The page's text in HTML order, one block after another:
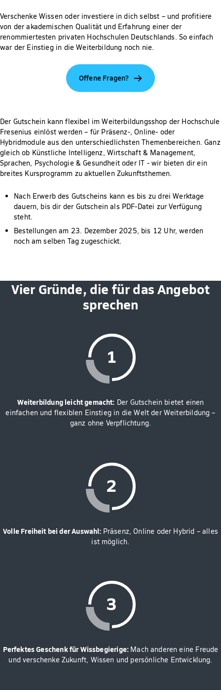
Verschenke Wissen oder investiere in dich selbst – und profitiere
von der akademischen Qualität und Erfahrung einer der
renommiertesten privaten Hochschulen Deutschlands. So einfach
war der Einstieg in die Weiterbildung noch nie.
Offene Fragen?
Der Gutschein kann flexibel im Weiterbildungsshop der Hochschule
Fresenius einlöst werden – für Präsenz-, Online- oder
Hybridmodule aus den unterschiedlichsten Themenbereichen. Ganz
gleich ob Künstliche Intelligenz, Wirtschaft & Management,
Sprachen, Psychologie & Gesundheit oder IT - wir bieten dir ein
breites Kursprogramm zu aktuellen Zukunftsthemen.
Nach Erwerb des Gutscheins kann es bis zu drei Werktage
dauern, bis dir der Gutschein als PDF-Datei zur Verfügung
steht.
Bestellungen am 23. Dezember 2025, bis 12 Uhr, werden
noch am selben Tag zugeschickt.
Vier Gründe, die für das Angebot
sprechen
Weiterbildung leicht gemacht: Der Gutschein bietet einen
einfachen und flexiblen Einstieg in die Welt der Weiterbildung –
ganz ohne Verpflichtung.
Volle Freiheit bei der Auswahl: Präsenz, Online oder Hybrid – alles
ist möglich.
Perfektes Geschenk für Wissbegierige: Mach anderen eine Freude
und verschenke Zukunft, Wissen und persönliche Entwicklung.